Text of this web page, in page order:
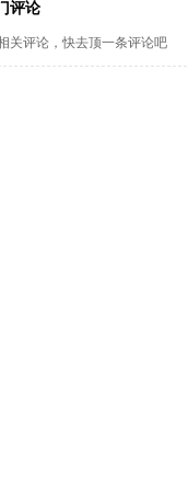
评论
关评论，快去顶一条评论吧